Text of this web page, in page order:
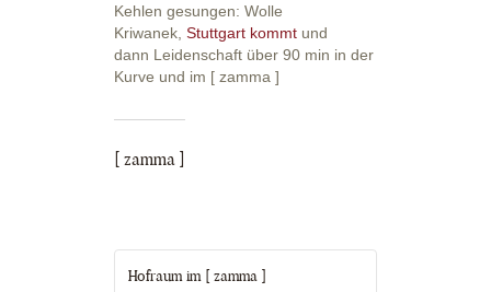
Kehlen gesungen: Wolle
Kriwanek, Stuttgart kommt und
dann Leidenschaft über 90 min in der
Kurve und im [ zamma ]
[ zamma ]
Hofraum im [ zamma ]